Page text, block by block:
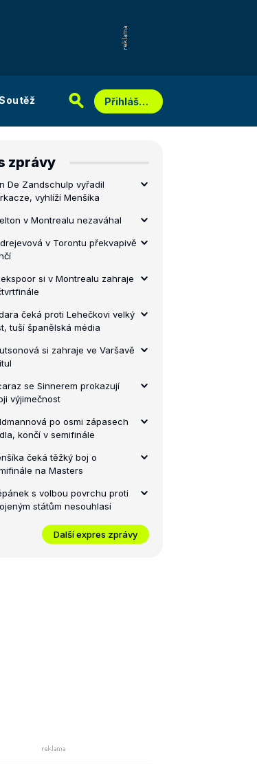
Přihlášení
zprávy
De Zandschulp vyřadil
vyhlíží Menšíka
v Montrealu nezaváhal
v Torontu překvapivě
si v Montrealu zahraje
čeká proti Lehečkovi velký
tuší španělská média
si zahraje ve Varšavě
se Sinnerem prokazují
výjimečnost
po osmi zápasech
končí v semifinále
čeká těžký boj o
na Masters
s volbou povrchu proti
státům nesouhlasí
Další expres zprávy